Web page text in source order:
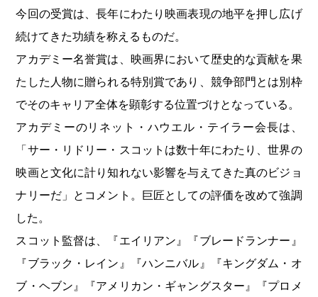
今回の受賞は、長年にわたり映画表現の地平を押し広げ
続けてきた功績を称えるものだ。
アカデミー名誉賞は、映画界において歴史的な貢献を果
たした人物に贈られる特別賞であり、競争部門とは別枠
でそのキャリア全体を顕彰する位置づけとなっている。
アカデミーのリネット・ハウエル・テイラー会長は、
「サー・リドリー・スコットは数十年にわたり、世界の
映画と文化に計り知れない影響を与えてきた真のビジョ
ナリーだ」とコメント。巨匠としての評価を改めて強調
した。
スコット監督は、『エイリアン』『ブレードランナー』
『ブラック・レイン』『ハンニバル』『キングダム・オ
ブ・ヘブン』『アメリカン・ギャングスター』『プロメ